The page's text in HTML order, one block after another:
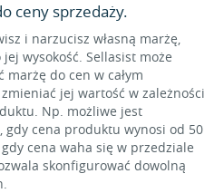
ceny sprzedaży.
i narzucisz własną marżę,
wysokość. Sellasist może
do cen w całym
jej wartość w zależności
Np. możliwe jest
gdy cena produktu wynosi od 50
gdy cena waha się w przedziale
skonfigurować dowolną